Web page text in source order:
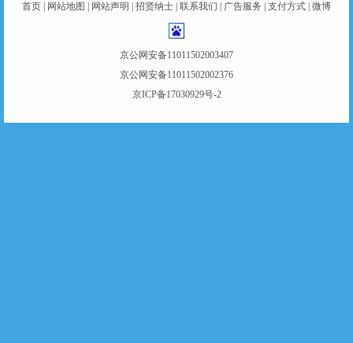
首页 网站地图 网站声明 招贤纳士 联系我们 广告服务 支付方式 微博
京公网安备11011502003407
京公网安备11011502002376
京ICP备17030929号-2